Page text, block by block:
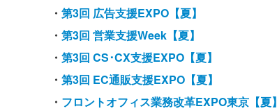
・ 第3回 広告支援EXPO【夏】
・ 第3回 営業支援Week【夏】
・ 第3回 CS･CX支援EXPO【夏】
・ 第3回 EC通販支援EXPO【夏】
・ フロントオフィス業務改革EXPO東京【夏】